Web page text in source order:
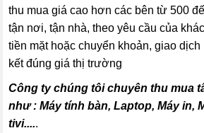
thu mua giá cao hơn các bên từ 500
tận nơi, tận nhà, theo yêu cầu của
tiền mặt hoặc chuyển khoản, giao
kết đúng giá thị trường
Công ty chúng tôi chuyên thu mua
như : Máy tính bàn, Laptop, Máy in,
tivi.....